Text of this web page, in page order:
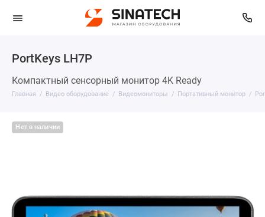
PortKeys LH7P
Компактный сенсорный монитор 4K Ready
Главная Видео оборудование Видеомониторы Портативный монитор
Нет в наличии